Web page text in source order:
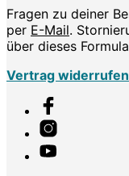
Fragen zu deiner
per E-Mail.
über dieses
Vertrag widerrufen